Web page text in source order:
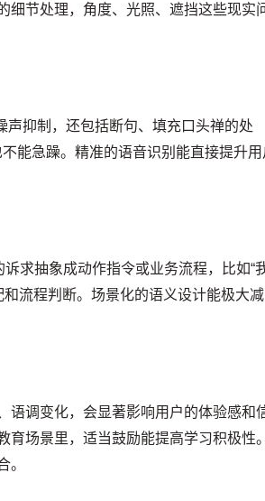
细节处理，角度、光照、遮挡这些现实
声抑制，还包括断句、填充口头禅的处
能急躁。精准的语音识别能直接提升用
求抽象成动作指令或业务流程，比如“
和流程判断。场景化的语义设计能极大减
语调变化，会显著影响用户的体验感和
育场景里，适当鼓励能提高学习积极性
。